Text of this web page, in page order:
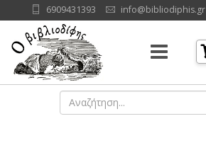
6909431393 info@bibliodiphis.gr